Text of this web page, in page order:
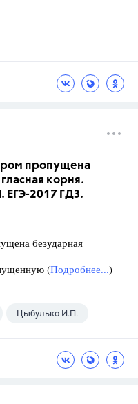
пропущена
корня.
ЕГЭ-2017 ГДЗ.
безударная
(Подробнее...)
Цыбулько И.П.